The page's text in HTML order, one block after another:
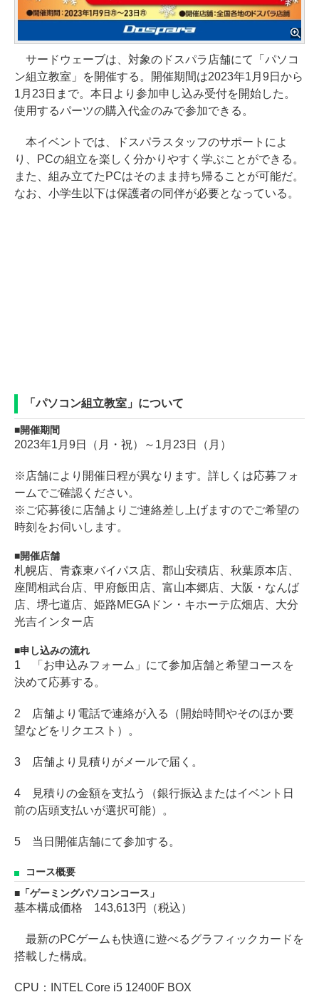
サードウェーブは、対象のドスパラ店舗にて「パソコ
ン組立教室」を開催する。開催期間は2023年1月9日から
1月23日まで。本日より参加申し込み受付を開始した。
使用するパーツの購入代金のみで参加できる。
本イベントでは、ドスパラスタッフのサポートによ
り、PCの組立を楽しく分かりやすく学ぶことができる。
また、組み立てたPCはそのまま持ち帰ることが可能だ。
なお、小学生以下は保護者の同伴が必要となっている。
「パソコン組立教室」について
開催期間
2023年1月9日（月・祝）～1月23日（月）
※店舗により開催日程が異なります。詳しくは応募フォ
ームでご確認ください。
※ご応募後に店舗よりご連絡差し上げますのでご希望の
時刻をお伺いします。
開催店舗
札幌店、青森東バイパス店、郡山安積店、秋葉原本店、
座間相武台店、甲府飯田店、富山本郷店、大阪・なんば
店、堺七道店、姫路MEGAドン・キホーテ広畑店、大分
光吉インター店
申し込みの流れ
1 「お申込みフォーム」にて参加店舗と希望コースを
決めて応募する。
2 店舗より電話で連絡が入る（開始時間やそのほか要
望などをリクエスト）。
3 店舗より見積りがメールで届く。
4 見積りの金額を支払う（銀行振込またはイベント日
前の店頭支払いが選択可能）。
5 当日開催店舗にて参加する。
コース概要
「ゲーミングパソコンコース」
基本構成価格 143,613円（税込）
最新のPCゲームも快適に遊べるグラフィックカードを
搭載した構成。
CPU：INTEL Core i5 12400F BOX